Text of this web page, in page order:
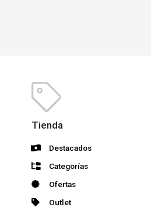
Tienda
Destacados
Categorías
Ofertas
Outlet